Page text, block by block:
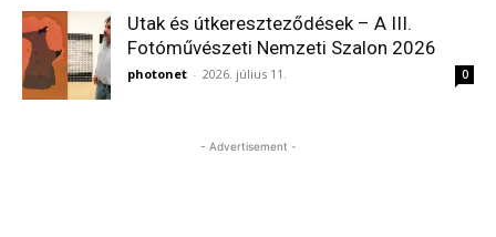
Utak és útkereszteződések – A III.
Fotóművészeti Nemzeti Szalon 2026
photonet - 2026. július 11. 0
- Advertisement -